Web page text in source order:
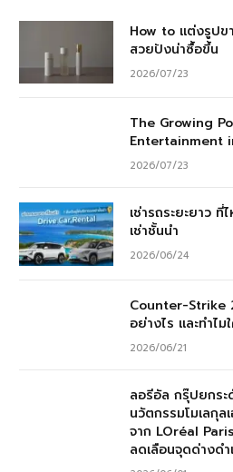
How to แต่งรูปข
สวยปังน่าซื้อขึ้น
2026/07/23
The Growing
Entertainment
2026/07/23
เช่ารถระยะยาว
เช่าชั้นนำ
2026/06/24
Counter-Strike
อย่างไร และทำไ
2026/06/21
ลอรีอัล กรุ๊ปยกร
นวัตกรรมโมเลกุ
จาก LOréal
ลดเลือนจุดด่างด